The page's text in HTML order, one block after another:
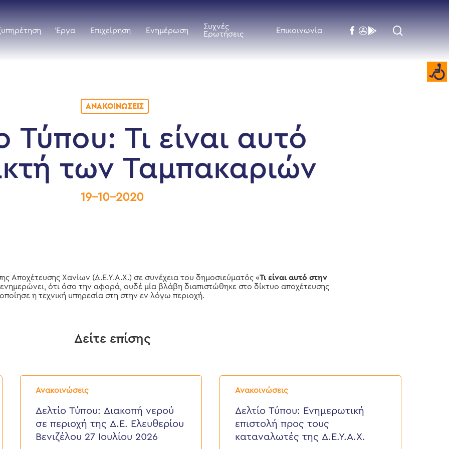
Έργα Επιχείρηση Ενημέρωση
Συχνές
Ερωτήσεις
Επικοινωνία facebook
flickrbehance
ΑΝΑΚΟΙΝΏΣΕΙΣ
Τύπου: Τι είναι αυτό
των Ταμπακαριών
19-10-2020
Αποχέτευσης Χανίων (Δ.Ε.Υ.Α.Χ.) σε συνέχεια του δημοσιεύματός «Τι είναι αυτό στην
ότι όσο την αφορά, ουδέ μία βλάβη διαπιστώθηκε στο δίκτυο αποχέτευσης
η τεχνική υπηρεσία στη στην εν λόγω περιοχή.
Δείτε επίσης
Ανακοινώσεις
Δελτίο
Τύπου:
νερού
περιοχή
Δελτίο Τύπου: Διακοπή νερού
σε περιοχή της Δ.Ε. Ελευθερίου
Βενιζέλου 27 Ιουλίου 2026
Ανακοινώσεις
Δελτίο
Τύπου:
επιστολή
προς
τους
καταναλωτές
Δελτίο Τύπου: Eνημερωτική
επιστολή προς τους
καταναλωτές της Δ.Ε.Υ.Α.Χ.